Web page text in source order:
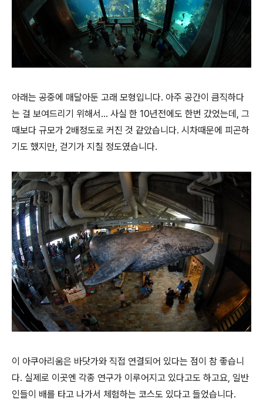
아래는 공중에 매달아둔 고래 모형입니다. 아주 공간이 큼직하다
는 걸 보여드리기 위해서... 사실 한 10년전에도 한번 갔었는데, 그
때보다 규모가 2배정도로 커진 것 같았습니다. 시차때문에 피곤하
기도 했지만, 걷기가 지칠 정도였습니다.
이 아쿠아리움은 바닷가와 직접 연결되어 있다는 점이 참 좋습니
다. 실제로 이곳엔 각종 연구가 이루어지고 있다고도 하고요, 일반
인들이 배를 타고 나가서 체험하는 코스도 있다고 들었습니다.